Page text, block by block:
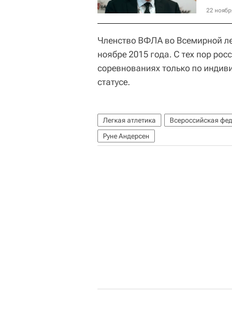
22
Членство ВФЛА во Всемирной
ноябре 2015 года. С тех пор
соревнованиях только по
статусе.
Легкая атлетика Всероссийская
Руне Андерсен